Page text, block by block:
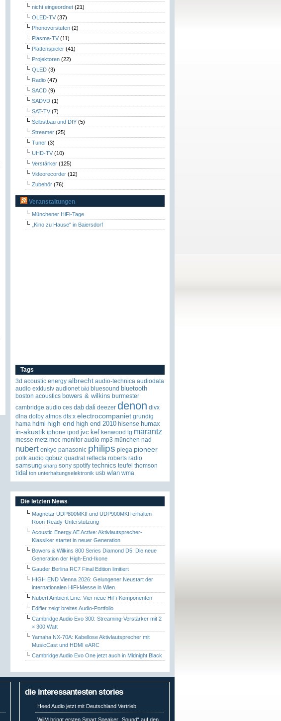
nicht eingeordnet (21)
OLED-TV (37)
Phonovorstufen (2)
Plasma-TV (11)
Plattenspieler (41)
Projektoren (22)
QLED (3)
Radio (47)
SACD (9)
SADVD (1)
SAT-TV (7)
Selbstbau und DIY (5)
Streamer (25)
Tuner (3)
UHD-TV (10)
Verstärker (125)
Videorecorder (12)
Zubehör (76)
Veranstaltungen
Münchener HiFi-Tage
„Kino zu Hause“ in Baiersdorf
Tags
3d acoustic energy albrecht audio-technica audiodata
audio exklusiv audionet bild bluesound bluetooth
boston acoustics bowers & wilkins burmester
cambridge audio ces dab dali deezer denon divx
dlna dolby atmos dts:x electrocompaniet grundig
hama hdmi high end high end 2010 hisense humax
in-akustik iphone ipod jvc kef kenwood lg marantz
messe metz moc monitor audio mp3 münchen nad
nubert onkyo panasonic philips piega pioneer
polk audio qobuz quadral reflecta roberts radio
samsung sharp sony spotify technics teufel thomson
tidal ton unterhaltungselektronik usb wlan wma
Die letzten News
Magnetar UDP800MKII und UDP900MKII erhalten
Roon-Ready-Unterstützung
Acoustic Energy AE Active: Aktivlautsprecher-
Klassiker startet in neuer Generation
Bowers & Wilkins 800 Series Diamond D5: Die neue
Generation der High-End-Ikone
Gauder Berlina RC7 Final Edition limitiert
HIGH END Vienna 2026: Gelungener Neustart der
internationalen HiFi-Messe in Wien
Nubert Ambient Line: Vier neue HiFi-Komponenten
Edifier zeigt breites Audio-Portfolio
Cambridge Audio Evo 300: Streaming-Verstärker mit 2
× 300 Watt
Yamaha NX-70A: Kabellose Aktivlautsprecher mit
MusicCast und HDMI eARC
Cambridge Audio Evo One jetzt auch in Midnight Black
die interessantesten stories
Heed Audio jetzt mit Deutschland Vertrieb
WiiM bringt ersten Smart Speaker „Sound“ auf den